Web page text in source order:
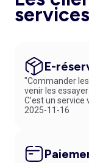
E-
"Commander
venir les
C’est un
2025-11-16